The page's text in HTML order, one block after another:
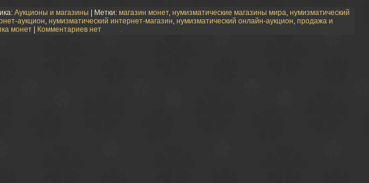
Аукционы и магазины | Метки: магазин монет, нумизматические магазины мира, нумизматический
аукцион, нумизматический интернет-магазин, нумизматический онлайн-аукцион, продажа и
монет
Комментариев нет